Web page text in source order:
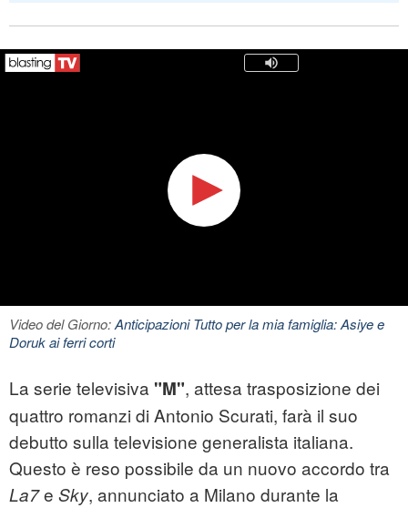
Video del Giorno:Anticipazioni Tutto per la mia famiglia: Asiye e
Doruk ai ferri corti
La serie televisiva "M", attesa trasposizione dei
quattro romanzi di Antonio Scurati, farà il suo
debutto sulla televisione generalista italiana.
Questo è reso possibile da un nuovo accordo tra
La7e Sky, annunciato a Milano durante la